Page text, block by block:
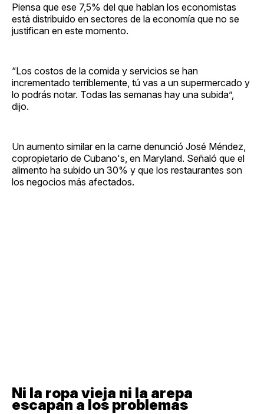
Piensa que ese 7,5% del que hablan los economistas
está distribuido en sectores de la economía que no se
justifican en este momento.
“Los costos de la comida y servicios se han
incrementado terriblemente, tú vas a un supermercado y
lo podrás notar. Todas las semanas hay una subida”,
dijo.
Un aumento similar en la carne denunció José Méndez,
copropietario de Cubano's, en Maryland. Señaló que el
alimento ha subido un 30% y que los restaurantes son
los negocios más afectados.
Ni la ropa vieja ni la arepa
escapan a los problemas